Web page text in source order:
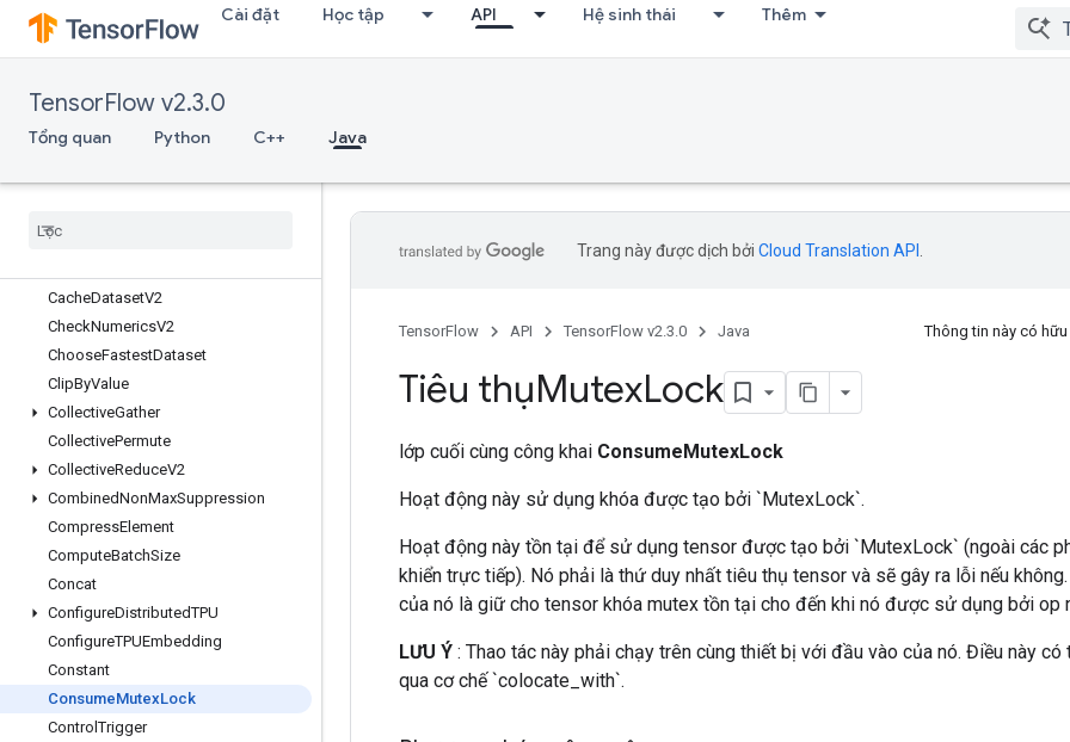
Cài đặt Học tập API Hệ sinh thái Thêm
TensorFlow v2.3.0
Tổng quan Python C++ Java
BroadcastDynamicShape
BroadcastGradientArgs
Bucketize
CSRSparseMatrixToSparseTensor
CSVDataset
CacheDatasetV2
CheckNumericsV2
ChooseFastestDataset
ClipByValue
CollectiveGather
CollectivePermute
CollectiveReduceV2
CombinedNonMaxSuppression
CompressElement
ComputeBatchSize
Concat
ConfigureDistributedTPU
ConfigureTPUEmbedding
Constant
ConsumeMutexLock
ControlTrigger
Trang này được dịch bởi Cloud Translation API
TensorFlow API TensorFlow v2.3.0 Java Thông tin này có
Tiêu thụMutexLock
lớp cuối cùng công khai ConsumeMutexLock
Hoạt động này sử dụng khóa được tạo bởi `MutexLock`.
Hoạt động này tồn tại để sử dụng tensor được tạo bởi `MutexLock` (ngoài các
khiển trực tiếp). Nó phải là thứ duy nhất tiêu thụ tensor và sẽ gây ra lỗi nếu
của nó là giữ cho tensor khóa mutex tồn tại cho đến khi nó được sử dụng bởi op
LƯU Ý : Thao tác này phải chạy trên cùng thiết bị với đầu vào của nó. Điều này
qua cơ chế `colocate_with`.